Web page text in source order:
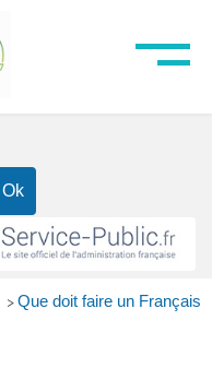
> Que doit faire un Français